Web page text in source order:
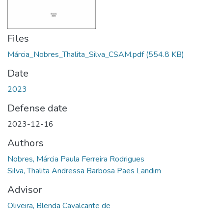
Files
Márcia_Nobres_Thalita_Silva_CSAM.pdf(554.8 KB)
Date
2023
Defense date
2023-12-16
Authors
Nobres, Márcia Paula Ferreira Rodrigues
Silva, Thalita Andressa Barbosa Paes Landim
Advisor
Oliveira, Blenda Cavalcante de